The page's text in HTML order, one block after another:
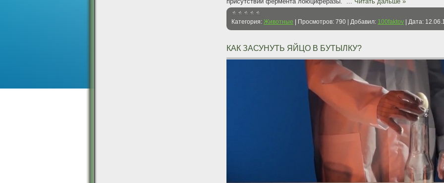
Категория: Животные Просмотров: 790 Добавил: 100faktov Дата:
КАК ЗАСУНУТЬ ЯЙЦО В БУТЫЛКУ?